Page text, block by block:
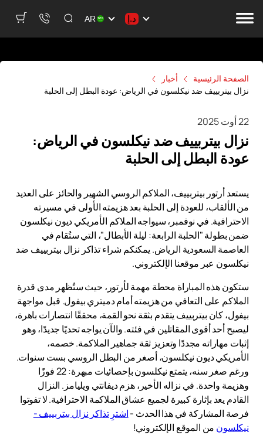
د.إ AR
الصفحة الرئيسية
أخبار
نزال بيتربييف ضد نيكلسون في الرياض: عودة البطل إلى الحلبة
22 أوت 2025
نزال بيتربييف ضد نيكلسون في الرياض:
عودة البطل إلى الحلبة
يستعد أرتور بيتربييف، الملاكم الروسي الشهير والحائز على العديد
من الألقاب، للعودة إلى الحلبة بعد هزيمته الأولى في مسيرته
الاحترافية. في نوفمبر، سيواجه الملاكم الأمريكي ديون نيكلسون
ضمن بطولة "الحلبة الرابعة: ليلة الأبطال"، التي ستُقام في
العاصمة السعودية الرياض. يمكنكم شراء تذاكر نزال بيتربييف ضد
نيكلسون عبر موقعنا الإلكتروني.
ستكون هذه المباراة محطة مهمة لأرتور، حيث ستُظهر مدى قدرة
الملاكم على التعافي من هزيمته أمام دميتري بيفول. قبل مواجهة
بيفول، كان بيتربييف يتقدم بثقة نحو القمة، محققًا انتصارات باهرة،
ليصبح أحد أقوى المقاتلين في فئته. والآن يواجه تحديًا جديدًا، وهو
إثبات مهاراته مجددًا وتعزيز ثقة جماهير الملاكمة. خصمه،
الأمريكي ديون نيكلسون، أصغر من البطل الروسي بست سنوات.
ورغم صغر سنه، يتمتع نيكلسون بإحصائيات مبهرة: 22 فوزًا
وهزيمة واحدة. في نزاله الأخير، هزم ديفانتي ويليامز. النزال
القادم يعد بإثارة كبيرة لجميع عشاق الملاكمة الاحترافية. لا تفوتوا
فرصة المشاركة في هذا الحدث -اشترِ تذاكر نزال بيتربييف -
نيكلسون من الموقع الإلكتروني!